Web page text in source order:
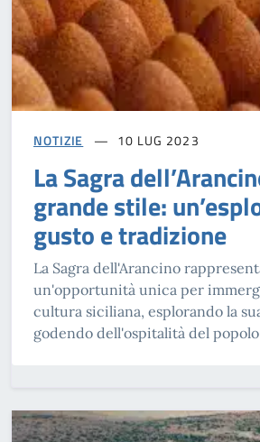
NOTIZIE 10 LUG 2023
La Sagra
grande stile:
gusto e tradizione
La Sagra dell'Arancino
un'opportunità unica per
cultura siciliana, esplorando la
godendo dell'ospitalità del